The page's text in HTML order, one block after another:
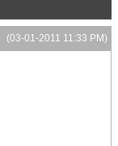
(03-01-2011 11:33 PM)